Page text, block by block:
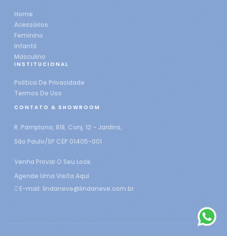
Home
Acessórios
Feminino
Infantil
Masculino
INSTITUCIONAL
Política De Privacidade
Termos De Uso
CONTATO & SHOWROOM
R. Pamplona, 818, Conj. 12 – Jardins,
São Paulo/SP CEP 01405-001
Venha Provar O Seu Look.
Agende Uma Visita Aqui
E-mail: lindaneve@lindaneve.com.br